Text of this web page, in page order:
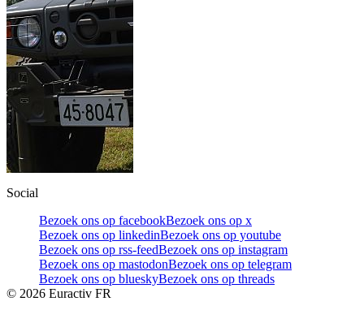
Social
Bezoek ons op facebookBezoek ons op x
Bezoek ons op linkedinBezoek ons op youtube
Bezoek ons op rss-feedBezoek ons op instagram
Bezoek ons op mastodonBezoek ons op telegram
Bezoek ons op blueskyBezoek ons op threads
© 2026 Euractiv FR